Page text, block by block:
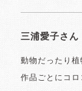
三浦愛子さん
動物だったり植
作品ごとにコ